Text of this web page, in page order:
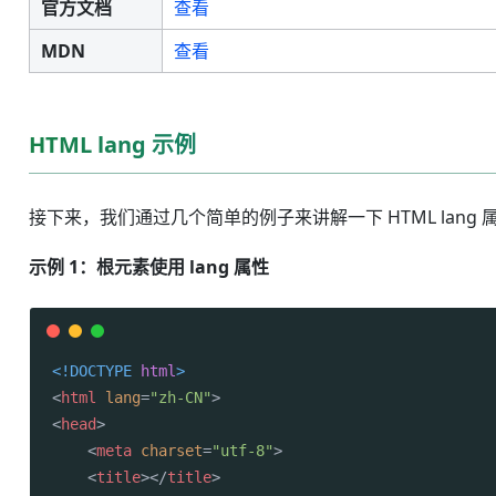
官方文档
查看
MDN
查看
HTML lang 示例
接下来，我们通过几个简单的例子来讲解一下 HTML lang
示例 1：根元素使用 lang 属性
<!DOCTYPE html>
<html lang="zh-CN">
<head>
<meta charset="utf-8">
<title></title>